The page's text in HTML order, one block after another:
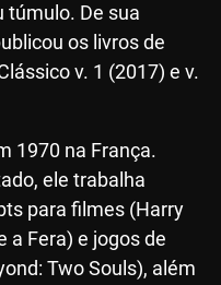
túmulo. De sua
os livros de
v. 1 (2017) e v.
1970 na França.
ele trabalha
para filmes (Harry
a Fera) e jogos de
Two Souls), além